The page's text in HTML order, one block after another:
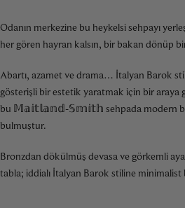
Odanın merkezine bu heykelsi sehpayı
her gören hayran kalsın, bir bakan dönüp
Abartı, azamet ve drama… İtalyan Barok
gösterişli bir estetik yaratmak için bir araya
bu 𝕄𝕒𝕚𝕥𝕝𝕒𝕟𝕕-𝕊𝕞𝕚𝕥𝕙 sehpada modern
bulmuştur.
Bronzdan dökülmüş devasa ve görkemli
tabla; iddialı İtalyan Barok stiline